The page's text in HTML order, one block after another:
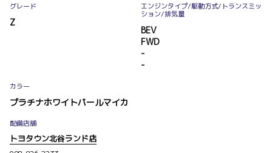
グレード
Z
エンジンタイプ/駆動方式/ トランスミッ
ション/排気量
BEV
FWD
-
-
カラー
プラチナホワイトパールマイカ
配備店舗
トヨタウン北谷ランド店